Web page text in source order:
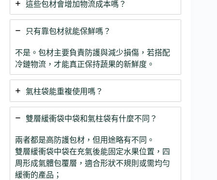
這些包材會增加物流成本嗎？
只有靠包材就能保鮮嗎？
不是。包材主要負責防護與減少損傷，若搭配
冷鏈物流，才能真正保持蔬果的新鮮度。
氣柱袋能重複使用嗎？
雙層緩衝袋中袋和氣柱袋有什麼不同？
兩者都是高防護包材，但用途略有不同。
雙層緩衝袋中袋在充氣後能固定水果位置，四
周形成氣體包覆層，適合形狀不規則或需均勻
緩衝的產品；